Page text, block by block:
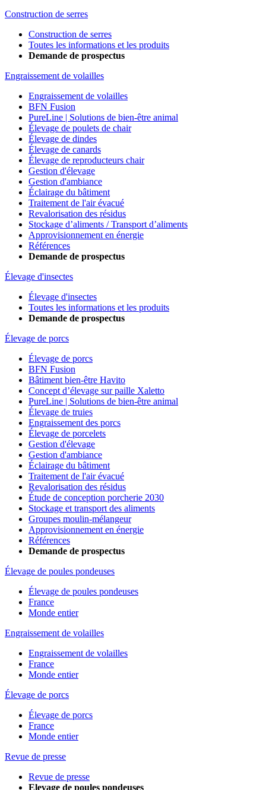
Construction de serres
Construction de serres
Toutes les informations et les produits
Demande de prospectus
Engraissement de volailles
Engraissement de volailles
BFN Fusion
PureLine | Solutions de bien-être animal
Élevage de poulets de chair
Élevage de dindes
Élevage de canards
Élevage de reproducteurs chair
Gestion d'élevage
Gestion d'ambiance
Éclairage du bâtiment
Traitement de l'air évacué
Revalorisation des résidus
Stockage d’aliments / Transport d’aliments
Approvisionnement en énergie
Références
Demande de prospectus
Élevage d'insectes
Élevage d'insectes
Toutes les informations et les produits
Demande de prospectus
Élevage de porcs
Élevage de porcs
BFN Fusion
Bâtiment bien-être Havito
Concept d’élevage sur paille Xaletto
PureLine | Solutions de bien-être animal
Élevage de truies
Engraissement des porcs
Élevage de porcelets
Gestion d'élevage
Gestion d'ambiance
Éclairage du bâtiment
Traitement de l'air évacué
Revalorisation des résidus
Étude de conception porcherie 2030
Stockage et transport des aliments
Groupes moulin-mélangeur
Approvisionnement en énergie
Références
Demande de prospectus
Élevage de poules pondeuses
Élevage de poules pondeuses
France
Monde entier
Engraissement de volailles
Engraissement de volailles
France
Monde entier
Élevage de porcs
Élevage de porcs
France
Monde entier
Revue de presse
Revue de presse
Elevage de poules pondeuses